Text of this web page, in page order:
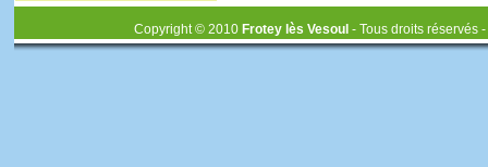
Copyright © 2010 Frotey lès Vesoul - Tous droits réservés